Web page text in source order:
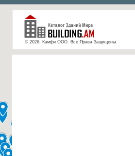
© 2026, Камфи ООО. Все Права Защищены.